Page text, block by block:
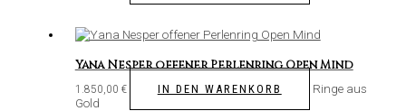
Yana Nesper offener Perlenring Open Mind
1.850,00 € IN DEN WARENKORB
Ringe aus
Gold